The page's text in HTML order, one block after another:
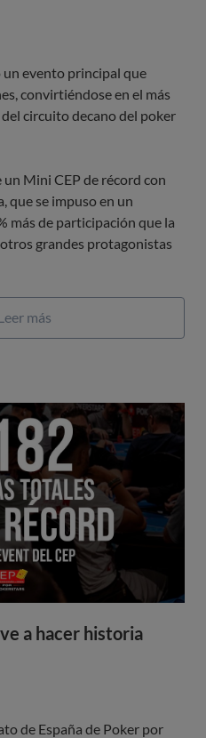
evento principal que
convirtiéndose en el más
circuito decano del poker
un Mini CEP de récord con
que se impuso en un
más de participación que la
grandes protagonistas
más
a hacer historia
de España de Poker por